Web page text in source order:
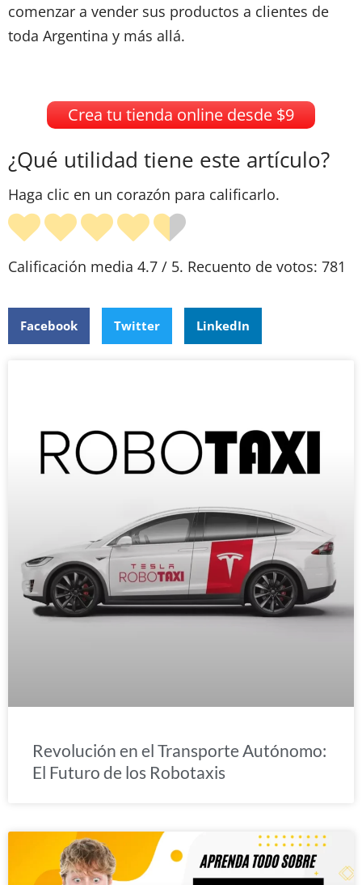
comenzar a vender sus productos a clientes de
toda Argentina y más allá.
Crea tu tienda online desde $9
¿Qué utilidad tiene este artículo?
Haga clic en un corazón para calificarlo.
Calificación media 4.7 / 5. Recuento de votos: 781
Facebook Twitter LinkedIn
Revolución en el Transporte Autónomo:
El Futuro de los Robotaxis